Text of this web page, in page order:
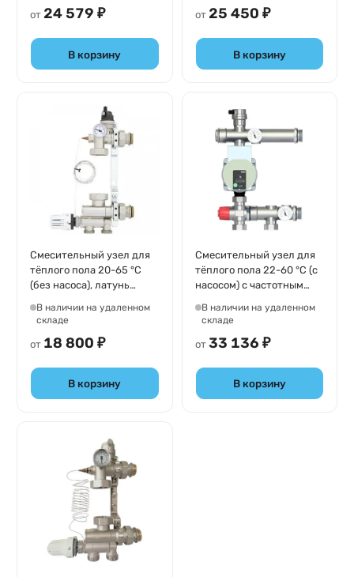
SDG-0120-007000
от 24 579 ₽
В корзину
от 25 450 ₽
В корзину
Смесительный узел для
тёплого пола 20-65 °C
(без насоса), латунь
Mixing Controller
В наличии на удаленном
складе
от 18 800 ₽
В корзину
Смесительный узел для
тёплого пола 22-60 °С (с
насосом) с частотным
никелированная Elsen
В наличии на удаленном
складе
от 33 136 ₽
В корзину